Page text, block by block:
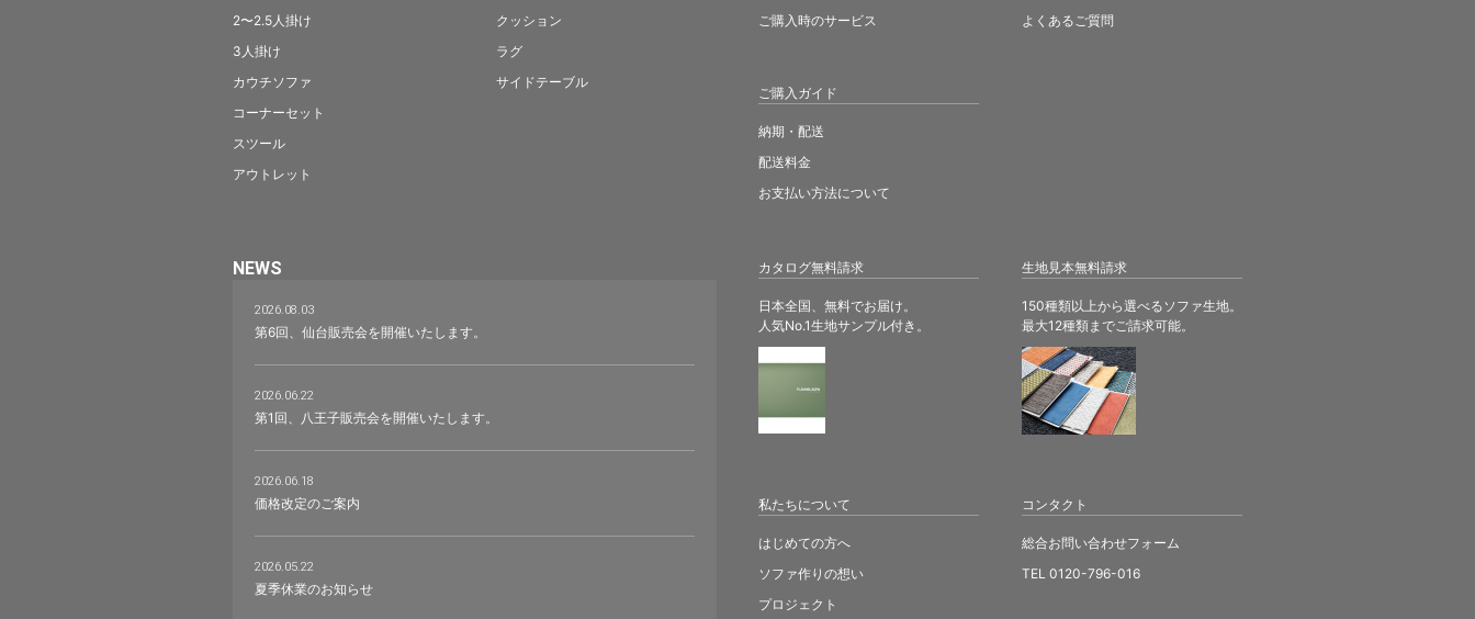
カタログ無料請求
日本全国、無料でお届け。
人気No.1生地サンプル付き。
生地見本無料請求
150種類以上から選べるソファ生地。
最大12種類までご請求可能。
2〜2.5人掛け
3人掛け
カウチソファ
コーナーセット
スツール
アウトレット
クッション
ラグ
サイドテーブル
ご購入時のサービス
ご購入ガイド
納期・配送
配送料金
お支払い方法について
よくあるご質問
NEWS
2026.08.03
第6回、仙台販売会を開催いたします。
2026.06.22
第1回、八王子販売会を開催いたします。
2026.06.18
価格改定のご案内
2026.05.22
夏季休業のお知らせ
私たちについて
はじめての方へ
ソファ作りの想い
プロジェクト
コンタクト
総合お問い合わせフォーム
TEL 0120-796-016